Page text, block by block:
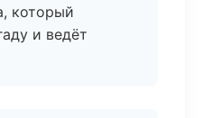
который
и ведёт